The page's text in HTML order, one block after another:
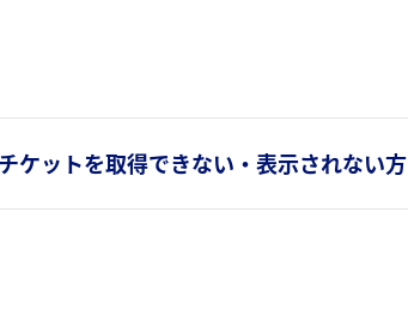
ケットを取得できない・表示されない方